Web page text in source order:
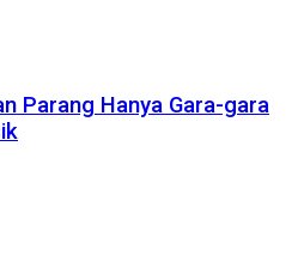
Parang Hanya Gara-gara